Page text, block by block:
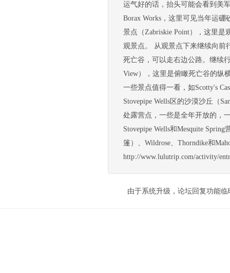
运气好的话，抬头可能会看到美
Borax Works，这里可见当年运
景点（Zabriskie Point），这里
观景点。 从观景点下来继续向前
死亡谷，可以走右边公路。继续
View），这里是俯瞰死亡谷的纵
一些景点值得一看，如Scotty's
Stovepipe Wells区的沙漠沙丘（
处露营点，一些是全年开放的，
Stovepipe Wells和Mesquite
篷）、Wildrose、Thorndike和
http://www.lulutrip.com/activity/
由于系统升级，论坛回复功能临